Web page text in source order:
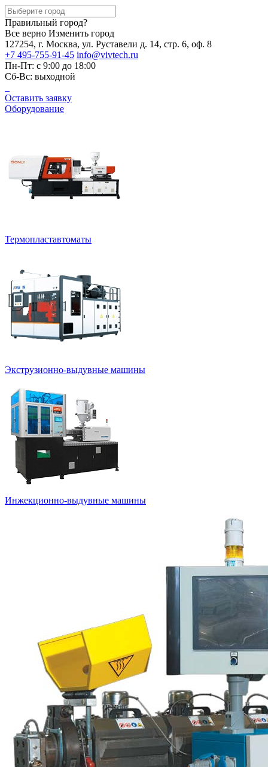
Правильный город?
Все верно Изменить город
127254, г. Москва, ул. Руставели д. 14, стр. 6, оф. 8
+7 495-755-91-45 info@vivtech.ru
Пн-Пт: с 9:00 до 18:00
Сб-Вс: выходной
Оставить заявку
Оборудование
Термопластавтоматы
Экструзионно-выдувные машины
Инжекционно-выдувные машины